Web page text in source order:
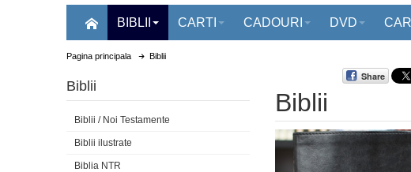
BIBLII CARTI CADOURI DVD
Pagina principala Biblii
Share
Biblii
Biblii
Biblii / Noi Testamente
Biblii ilustrate
Biblia NTR